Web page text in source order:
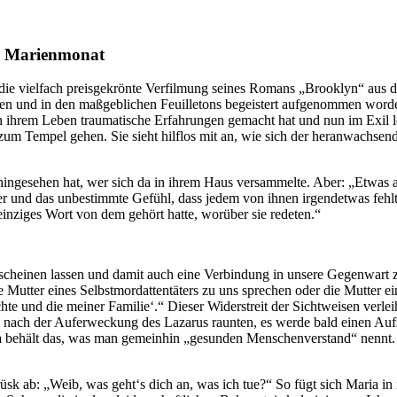
Marienmonat
vielfach preisgekrönte Verfilmung seines Romans „Brooklyn“ aus
und in den maßgeblichen Feuilletons begeistert aufgenommen
Leben traumatische Erfahrungen gemacht hat und nun im
Tempel gehen. Sie sieht hilflos mit an, wie sich der
hat, wer sich da in ihrem Haus versammelte. Aber:
das unbestimmte Gefühl, dass jedem von ihnen irgendetwas
Wort von dem gehört hatte, worüber sie redeten.“
lassen und damit auch eine Verbindung in unsere
eines Selbstmordattentäters zu uns sprechen oder die Mutter
und die meiner Familie‘.“ Dieser Widerstreit der Sichtweisen
der Auferweckung des Lazarus raunten, es werde bald einen
das, was man gemeinhin „gesunden Menschenverstand“
ab: „Weib, was geht‘s dich an, was ich tue?“ So fügt sich Maria